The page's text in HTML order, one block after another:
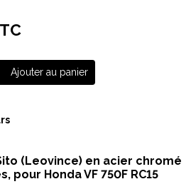
Ajouter au panier
(Leovince) en acier chromé
pour Honda VF 750F RC15